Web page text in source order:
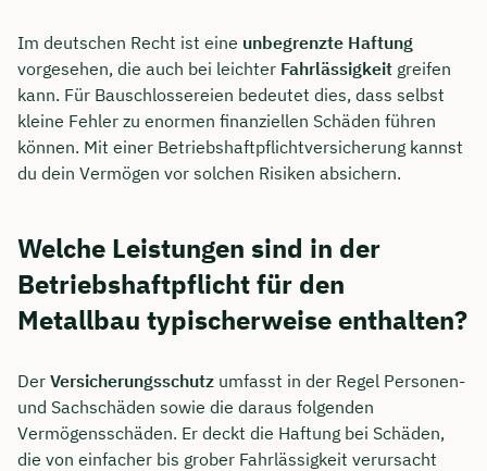
Im deutschen Recht ist eine unbegrenzte Haftung
vorgesehen, die auch bei leichter Fahrlässigkeit greifen
kann. Für Bauschlossereien bedeutet dies, dass selbst
kleine Fehler zu enormen finanziellen Schäden führen
können. Mit einer Betriebshaftpflichtversicherung kannst
du dein Vermögen vor solchen Risiken absichern.
Welche Leistungen sind in der
Betriebshaftpflicht für den
Metallbau typischerweise enthalten?
Der Versicherungsschutz umfasst in der Regel Personen-
und Sachschäden sowie die daraus folgenden
Vermögensschäden. Er deckt die Haftung bei Schäden,
die von einfacher bis grober Fahrlässigkeit verursacht